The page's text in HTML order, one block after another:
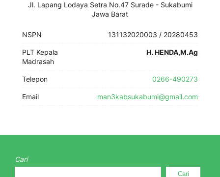
Jl. Lapang Lodaya Setra No.47 Surade - Sukabumi
Jawa Barat
NSPN 131132020003 / 20280453
PLT Kepala
Madrasah
H. HENDA,M.Ag
Telepon 0266-490273
Email man3kabsukabumi@gmail.com
Cari
Cari